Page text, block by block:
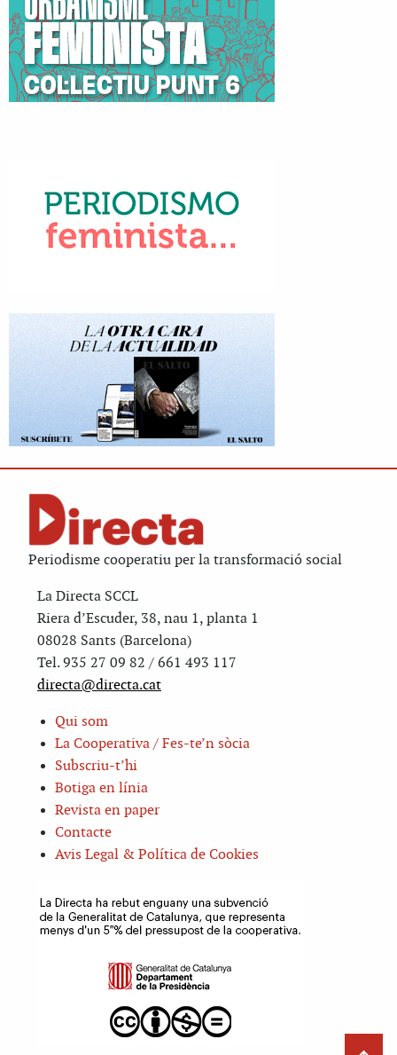
Periodisme cooperatiu per la transformació social
La Directa SCCL
Riera d’Escuder, 38, nau 1, planta 1
08028 Sants (Barcelona)
Tel. 935 27 09 82 / 661 493 117
directa@directa.cat
Qui som
La Cooperativa / Fes-te’n sòcia
Subscriu-t’hi
Botiga en línia
Revista en paper
Contacte
Avis Legal & Política de Cookies